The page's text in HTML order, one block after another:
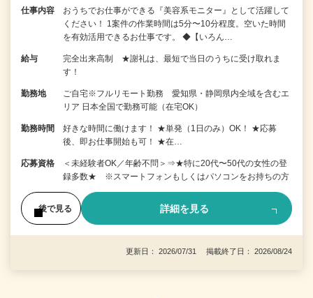
仕事内容
おうちでお仕事ができる『美容系モニター』として活躍して
ください！ 1案件の作業時間は5分〜10分程度。空いた時間
を有効活用できるお仕事です。 ◆【いろん…
給与
完全出来高制 ★謝礼は、最短で当日のうちに受け取れま
す！
勤務地
ご自宅※フルリモート勤務 愛知県・静岡県内全域を含むエ
リア 日本全国で勤務可能（在宅OK）
勤務時間
好きな時間に働けます！ ★単発（1日のみ）OK！ ★応募
後、即お仕事開始も可！ ★在…
応募資格
＜未経験者OK／年齢不問＞⇒★特に20代〜50代の女性の登
録多数★ ※スマートフォンもしくはパソコンをお持ちの方
後で見る 詳細を見る
更新日： 2026/07/31 掲載終了日： 2026/08/24